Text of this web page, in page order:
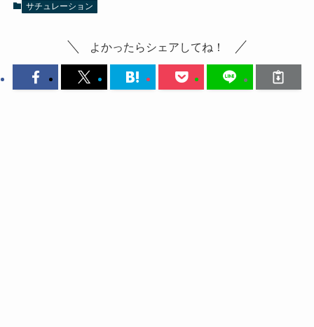
サチュレーション
よかったらシェアしてね！